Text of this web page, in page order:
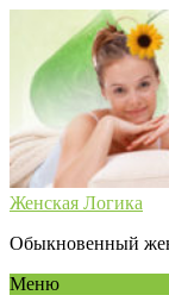
Женская Логика
Обыкновенный
Меню